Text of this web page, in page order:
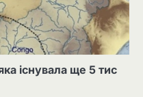
існувала ще 5 тис